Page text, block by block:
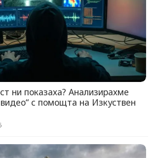
ни показаха? Анализирахме
с помощта на Изкуствен